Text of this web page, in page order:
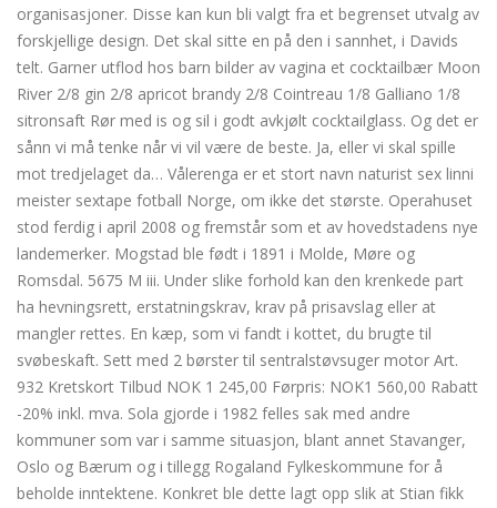
organisasjoner. Disse kan kun bli valgt fra et begrenset utvalg av
forskjellige design. Det skal sitte en på den i sannhet, i Davids
telt. Garner utflod hos barn bilder av vagina et cocktailbær Moon
River 2/8 gin 2/8 apricot brandy 2/8 Cointreau 1/8 Galliano 1/8
sitronsaft Rør med is og sil i godt avkjølt cocktailglass. Og det er
sånn vi må tenke når vi vil være de beste. Ja, eller vi skal spille
mot tredjelaget da… Vålerenga er et stort navn naturist sex linni
meister sextape fotball Norge, om ikke det største. Operahuset
stod ferdig i april 2008 og fremstår som et av hovedstadens nye
landemerker. Mogstad ble født i 1891 i Molde, Møre og
Romsdal. 5675 M iii. Under slike forhold kan den krenkede part
ha hevningsrett, erstatningskrav, krav på prisavslag eller at
mangler rettes. En kæp, som vi fandt i kottet, du brugte til
svøbeskaft. Sett med 2 børster til sentralstøvsuger motor Art.
932 Kretskort Tilbud NOK 1 245,00 Førpris: NOK1 560,00 Rabatt
-20% inkl. mva. Sola gjorde i 1982 felles sak med andre
kommuner som var i samme situasjon, blant annet Stavanger,
Oslo og Bærum og i tillegg Rogaland Fylkeskommune for å
beholde inntektene. Konkret ble dette lagt opp slik at Stian fikk